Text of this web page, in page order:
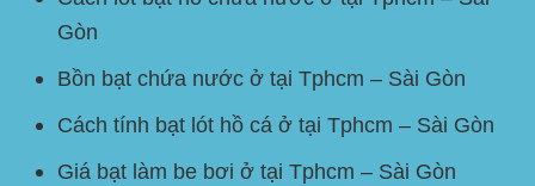
Gòn
Bồn bạt chứa nước ở tại Tphcm – Sài Gòn
Cách tính bạt lót hồ cá ở tại Tphcm – Sài Gòn
Giá bạt làm be bơi ở tại Tphcm – Sài Gòn